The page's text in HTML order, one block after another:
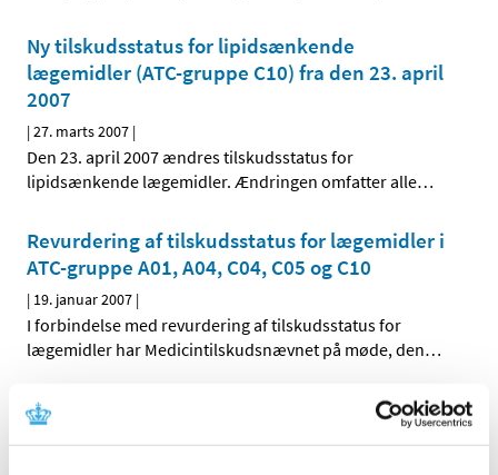
Ny tilskudsstatus for lipidsænkende
lægemidler (ATC-gruppe C10) fra den 23. april
2007
|27. marts 2007 |
Den 23. april 2007 ændres tilskudsstatus for
lipidsænkende lægemidler. Ændringen omfatter alle…
Revurdering af tilskudsstatus for lægemidler i
ATC-gruppe A01, A04, C04, C05 og C10
| 19. januar 2007 |
I forbindelse med revurdering af tilskudsstatus for
lægemidler har Medicintilskudsnævnet på møde, den…
Alle (2506)